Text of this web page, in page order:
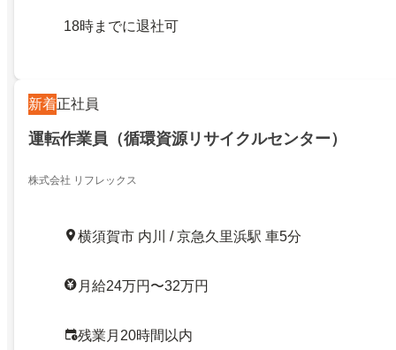
18時までに退社可
新着正社員
運転作業員（循環資源リサイクルセンター）
株式会社 リフレックス
横須賀市 内川 / 京急久里浜駅 車5分
月給24万円〜32万円
残業月20時間以内